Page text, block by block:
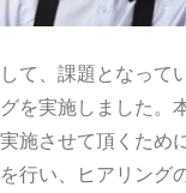
て、課題となって
を実施しました。
施させて頂くため
行い、ヒアリング